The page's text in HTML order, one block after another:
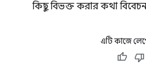
কিছু বিভক্ত করার কথা
এটি কাজে